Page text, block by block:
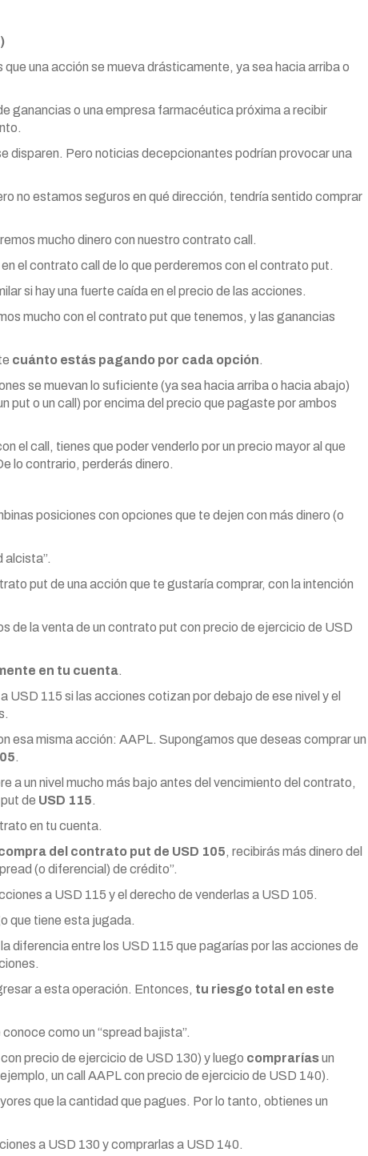
una acción se mueva drásticamente, ya sea hacia arriba o
ganancias o una empresa farmacéutica próxima a recibir
disparen. Pero noticias decepcionantes podrían provocar una
no estamos seguros en qué dirección, tendría sentido comprar
mucho dinero con nuestro contrato call.
el contrato call de lo que perderemos con el contrato put.
si hay una fuerte caída en el precio de las acciones.
mucho con el contrato put que tenemos, y las ganancias
cuánto estás pagando por cada opción.
se muevan lo suficiente (ya sea hacia arriba o hacia abajo)
put o un call) por encima del precio que pagaste por ambos
el call, tienes que poder venderlo por un precio mayor al que
lo contrario, perderás dinero.
posiciones con opciones que te dejen con más dinero (o
alcista”.
put de una acción que te gustaría comprar, con la intención
de la venta de un contrato put con precio de ejercicio de USD
en tu cuenta.
115 si las acciones cotizan por debajo de ese nivel y el
esa misma acción: AAPL. Supongamos que deseas comprar un
.
a un nivel mucho más bajo antes del vencimiento del contrato,
de USD 115.
en tu cuenta.
del contrato put de USD 105, recibirás más dinero del
(o diferencial) de crédito”.
a USD 115 y el derecho de venderlas a USD 105.
que tiene esta jugada.
diferencia entre los USD 115 que pagarías por las acciones de
a esta operación. Entonces, tu riesgo total en este
como un “spread bajista”.
precio de ejercicio de USD 130) y luego compraríasun
un call AAPL con precio de ejercicio de USD 140).
que la cantidad que pagues. Por lo tanto, obtienes un
a USD 130 y comprarlas a USD 140.